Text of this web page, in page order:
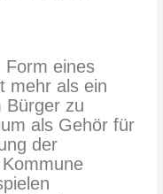
Form eines
mehr als ein
Bürger zu
als Gehör für
der